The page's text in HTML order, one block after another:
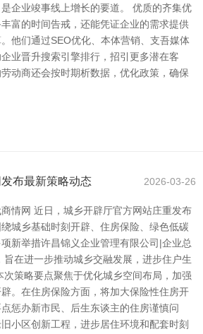
企业竣事线上增长的要道。 优质的齐集优
富的时间告戒，还能凭证企业的需求提供
他们通过SEO优化、本体营销、支吾媒体
业晋升搜索引擎排行，招引更多潜在客
动商还会按时期析数据，优化政策，确保
布最新策略动态 2026-03-26
情网 近日，城乡开辟厅官方网站庄重发布
城乡基础时刻开辟、住房保险、绿色低碳
新举措许昌锦义企业管理有限公司|企业总
旨在进一步推动城乡交融发展，进步住户生
次策略要点聚焦于优化城乡空间布局，加强
。在住房保险方面，将加大保险性住房开
惩办新市民、后生东谈主的住房谨慎问
小区创新工程，进步居住环境和配套时刻